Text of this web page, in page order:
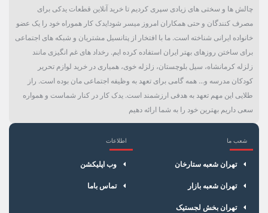
چالش ها و سختی های زیادی سپری کردیم تا خرید آنلاین قطعات یدکی برای
مصرف کنندگان و حتی همکاران امروز میسر شود!یدک کار هموراه خود را یک عضو
خانواده ایرانی شناخته است. ما با افتخار از پتانسیل مشتریان و شبکه های اجتماعی
برای ساختن روزهای بهتر ایران استفاده کرده ایم. رخداد های غم انگیزی مانند
زلزله کرمانشاه، سیل بلوچستان، زلزله خوی، همیاری در خرید لوازم تحریر
کودکان مدرسه و... همه گامی برای تعهد به وظیفه اجتماعی مان بوده است. راز
طلایی این مهم تعهد به هدفی ارزشمند است. یدک کار در کنار شماست و همواره
سعی داریم بهترین خود را به شما ارائه دهیم
شعب ما
تهران شعبه ستارخان
تهران شعبه بازار
تهران بخش لجستیک
اطلاعات
وب اپلیکشن
تماس باما
×